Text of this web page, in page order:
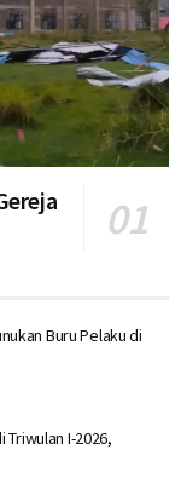
Buru Pelaku di
I-2026,